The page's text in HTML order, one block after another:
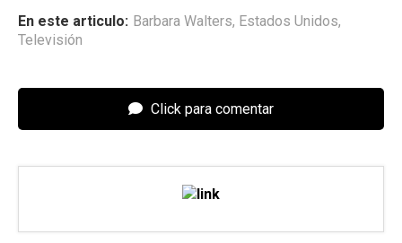
En este articulo: Barbara Walters, Estados Unidos,
Televisión
Click para comentar